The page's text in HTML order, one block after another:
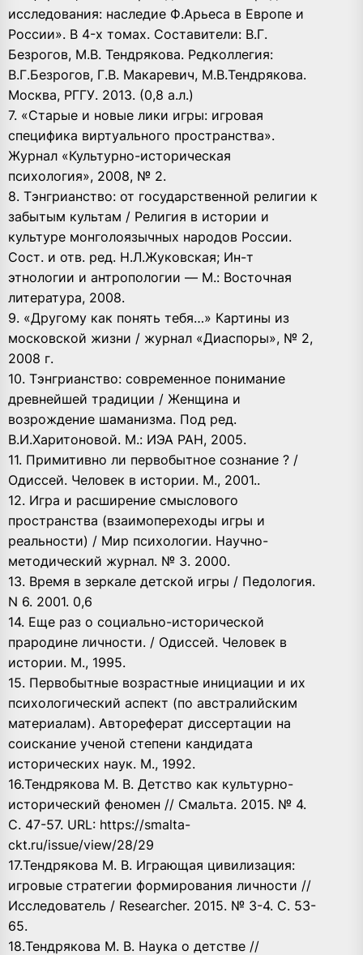
исследования: наследие Ф.Арьеса в Европе и
России». В 4-х томах. Составители: В.Г.
Безрогов, М.В. Тендрякова. Редколлегия:
В.Г.Безрогов, Г.В. Макаревич, М.В.Тендрякова.
Москва, РГГУ. 2013. (0,8 а.л.)
7. «Старые и новые лики игры: игровая
специфика виртуального пространства».
Журнал «Культурно-историческая
психология», 2008, № 2.
8. Тэнгрианство: от государственной религии к
забытым культам / Религия в истории и
культуре монголоязычных народов России.
Сост. и отв. ред. Н.Л.Жуковская; Ин-т
этнологии и антропологии — М.: Восточная
литература, 2008.
9. «Другому как понять тебя…» Картины из
московской жизни / журнал «Диаспоры», № 2,
2008 г.
10. Тэнгрианство: современное понимание
древнейшей традиции / Женщина и
возрождение шаманизма. Под ред.
В.И.Харитоновой. М.: ИЭА РАН, 2005.
11. Примитивно ли первобытное сознание ? /
Одиссей. Человек в истории. М., 2001..
12. Игра и расширение смыслового
пространства (взаимопереходы игры и
реальности) / Мир психологии. Научно-
методический журнал. № 3. 2000.
13. Время в зеркале детской игры / Педология.
N 6. 2001. 0,6
14. Еще раз о социально-исторической
прародине личности. / Одиссей. Человек в
истории. М., 1995.
15. Первобытные возрастные инициации и их
психологический аспект (по австралийским
материалам). Автореферат диссертации на
соискание ученой степени кандидата
исторических наук. М., 1992.
16.Тендрякова М. В. Детство как культурно-
исторический феномен // Смальта. 2015. № 4.
С. 47-57. URL: https://smalta-
ckt.ru/issue/view/28/29
17.Тендрякова М. В. Играющая цивилизация:
игровые стратегии формирования личности //
Исследователь / Researcher. 2015. № 3-4. С. 53-
65.
18.Тендрякова М. В. Наука о детстве //